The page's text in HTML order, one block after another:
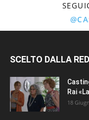
SCELTO DALLA
Rai
18